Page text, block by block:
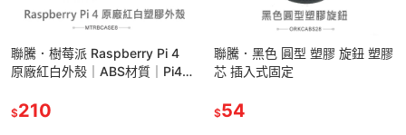
聯騰．樹莓派 Raspberry Pi 4
原廠紅白外殼｜ABS材質｜Pi4
$210
聯騰．黑色 圓型 塑膠 旋鈕 塑膠
芯 插入式固定
$54